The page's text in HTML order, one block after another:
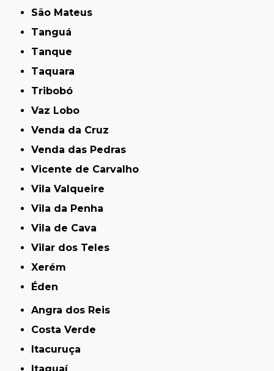
São Mateus
Tanguá
Tanque
Taquara
Tribobó
Vaz Lobo
Venda da Cruz
Venda das Pedras
Vicente de Carvalho
Vila Valqueire
Vila da Penha
Vila de Cava
Vilar dos Teles
Xerém
Éden
Angra dos Reis
Costa Verde
Itacuruça